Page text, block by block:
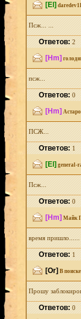
[El] daredev1l
Псж... ...
Ответов:2
[Hm]
псж...
Ответов:0
[Hm]
ПСЖ...
Ответов:1
[El] general-
Псж...
Ответов:0
[Hm] Майк
время пришло......
Ответов:1
[Or] В
Прошу
Ответов:0